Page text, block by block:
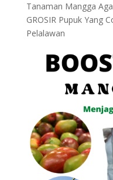
Tanaman Mangga
GROSIR Pupuk Yang
Pelalawan